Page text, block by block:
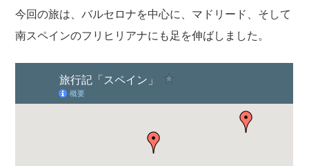
今回の旅は、バルセロナを中心に、マドリード、そして
南スペインのフリヒリアナにも足を伸ばしました。